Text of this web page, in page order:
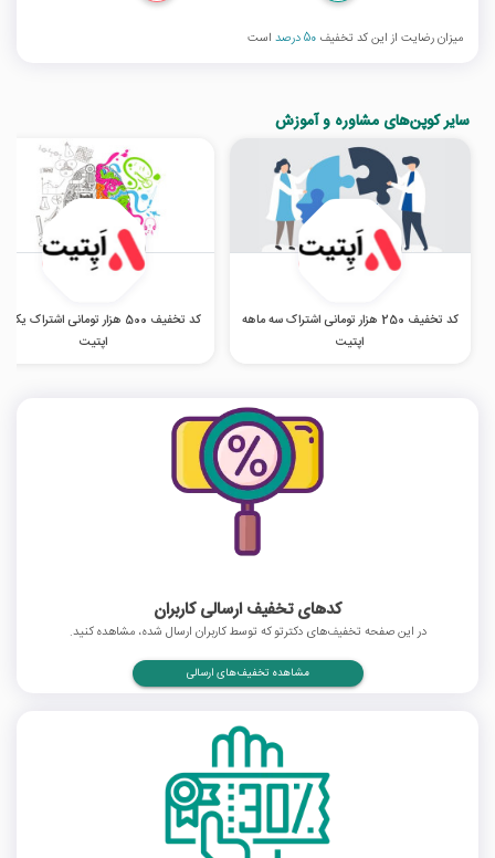
میزان رضایت از این کد تخفیف 50 درصد است
سایر کوپن‌های مشاوره و آموزش
کد تخفیف 250 هزار تومانی اشتراک سه ماهه
اپتیت
کد تخفیف 500 هزار تومانی اشتراک یک
اپتیت
کدهای تخفیف ارسالی کاربران
در این صفحه تخفیف‌های دکترتو که توسط کاربران ارسال شده، مشاهده کنید.
مشاهده تخفیف‌های ارسالی